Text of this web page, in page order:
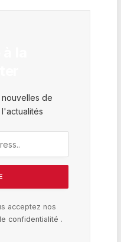
de
acceptez nos
confidentialité .